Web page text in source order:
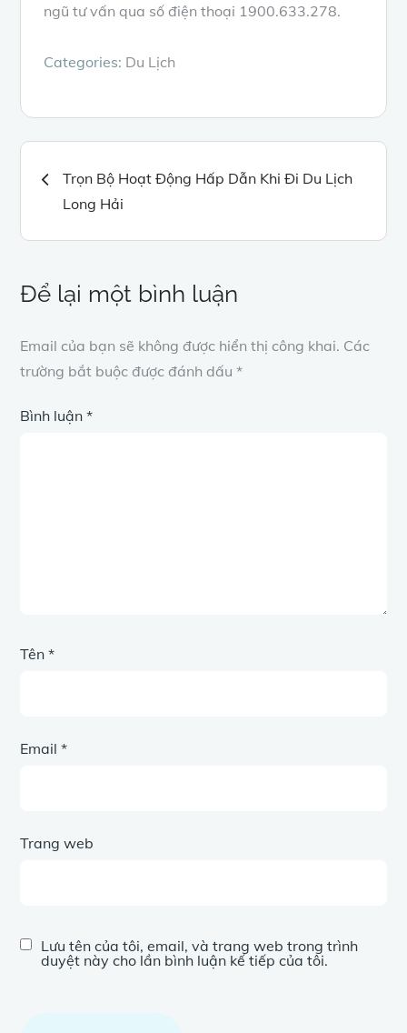
ngũ tư vấn qua số điện thoại 1900.633.278.
Categories: Du Lịch
Điều
hướng
bài
Trọn Bộ Hoạt Động Hấp Dẫn Khi Đi Du Lịch
Long Hải
Để lại một bình luận
Email của bạn sẽ không được hiển thị công khai. Các
trường bắt buộc được đánh dấu*
Bình luận*
Tên*
Email*
Trang web
Lưu tên của tôi, email, và trang web trong trình
duyệt này cho lần bình luận kế tiếp của tôi.